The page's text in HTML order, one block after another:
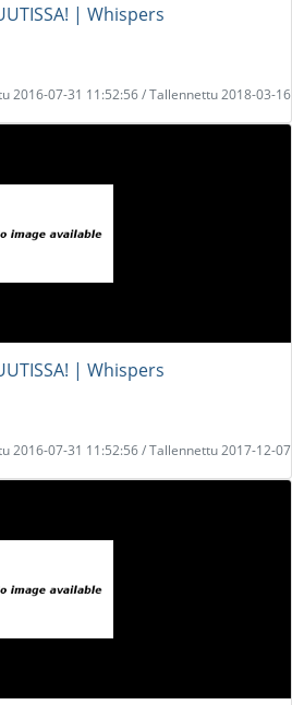
| Whispers
2016-07-31 11:52:56 / Tallennettu 2018-03-16
| Whispers
2016-07-31 11:52:56 / Tallennettu 2017-12-07